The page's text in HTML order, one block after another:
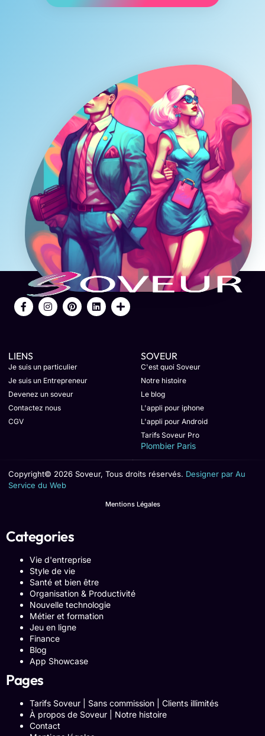
LIENS
Je suis un particulier
Je suis un Entrepreneur
Devenez un soveur
Contactez nous
CGV
SOVEUR
C'est quoi Soveur
Notre histoire
Le blog
L'appli pour iphone
L'appli pour Android
Tarifs Soveur Pro
Plombier Paris
Copyright© 2026 Soveur, Tous droits réservés. Designer par Au
Service du Web
Mentions Légales
Categories
Vie d'entreprise
Style de vie
Santé et bien être
Organisation & Productivité
Nouvelle technologie
Métier et formation
Jeu en ligne
Finance
Blog
App Showcase
Pages
Tarifs Soveur | Sans commission | Clients illimités
À propos de Soveur | Notre histoire
Contact